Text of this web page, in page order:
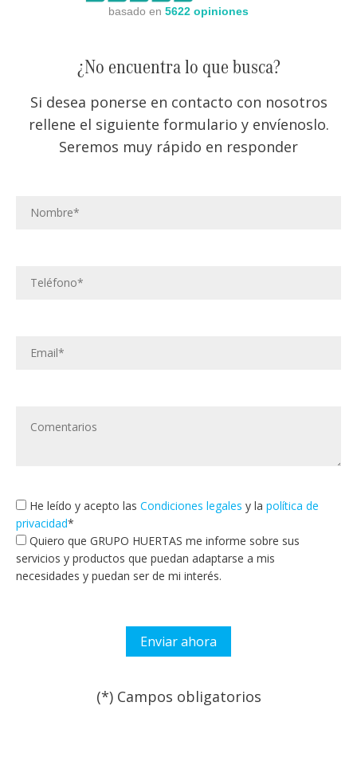
basado en 5622 opiniones
¿No encuentra lo que busca?
Si desea ponerse en contacto con nosotros
rellene el siguiente formulario y envíenoslo.
Seremos muy rápido en responder
He leído y acepto las Condiciones legales y la política de
privacidad*
Quiero que GRUPO HUERTAS me informe sobre sus
servicios y productos que puedan adaptarse a mis
necesidades y puedan ser de mi interés.
(*) Campos obligatorios